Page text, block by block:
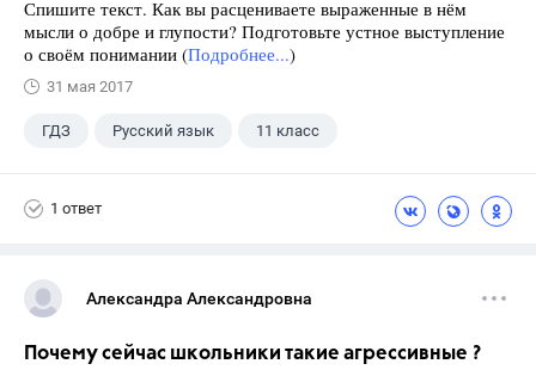
Спишите текст. Как вы расцениваете выраженные в нём
мысли о добре и глупости? Подготовьте устное выступление
о своём понимании (Подробнее...)
31 мая 2017
ГДЗ Русский язык 11 класс
1 ответ
Александра Александровна
Почему сейчас школьники такие агрессивные ?